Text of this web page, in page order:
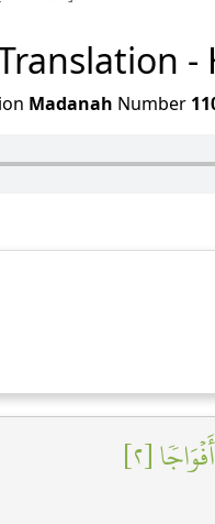
-
Madanah Number
[٢]